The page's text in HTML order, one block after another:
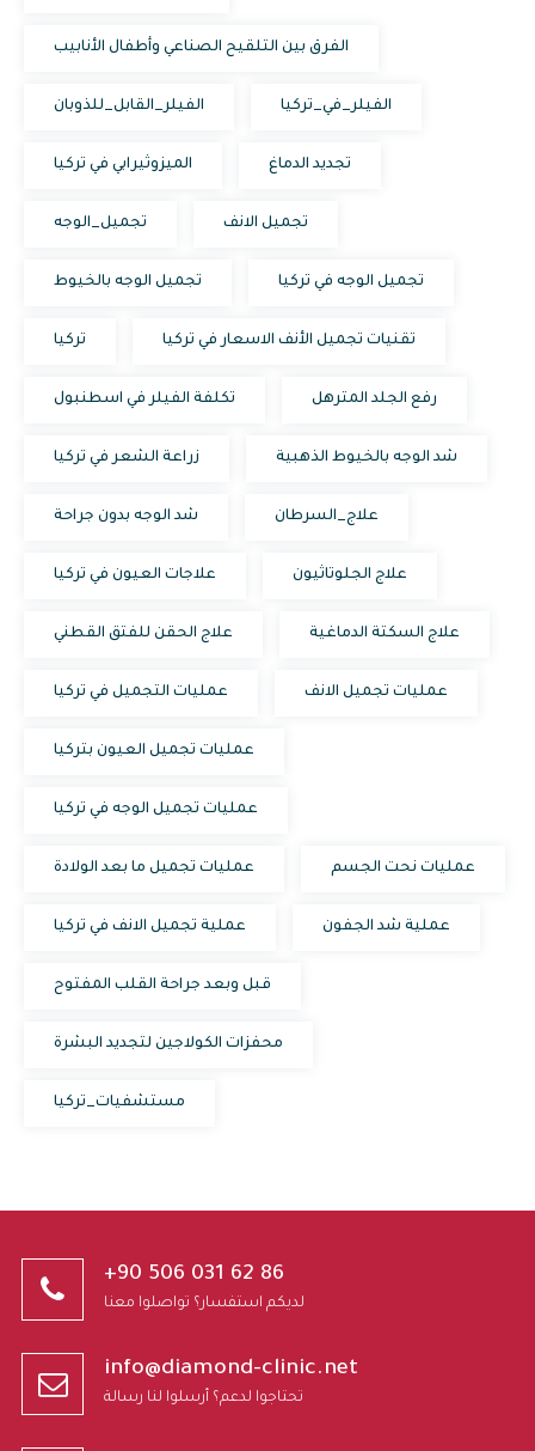
الفرق بين التلقيح الصناعي وأطفال الأنابيب
الفيلر_القابل_للذوبان الفيلر_في_تركيا
الميزوثيرابي في تركيا تجديد الدماغ
تجميل_الوجه تجميل الانف
تجميل الوجه بالخيوط تجميل الوجه في تركيا
تركيا تقنيات تجميل الأنف الاسعار في تركيا
تكلفة الفيلر في اسطنبول رفع الجلد المترهل
زراعة الشعر في تركيا شد الوجه بالخيوط الذهبية
شد الوجه بدون جراحة علاج_السرطان
علاجات العيون في تركيا علاج الجلوتاثيون
علاج الحقن للفتق القطني علاج السكتة الدماغية
عمليات التجميل في تركيا عمليات تجميل الانف
عمليات تجميل العيون بتركيا
عمليات تجميل الوجه في تركيا
عمليات تجميل ما بعد الولادة عمليات نحت الجسم
عملية تجميل الانف في تركيا عملية شد الجفون
قبل وبعد جراحة القلب المفتوح
محفزات الكولاجين لتجديد البشرة
مستشفيات_تركيا
+90 506 031 62 86
لديكم استفسار؟ تواصلوا معنا
info@diamond-clinic.net
تحتاجوا لدعم؟ أرسلوا لنا رسالة